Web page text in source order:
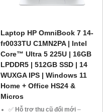
Laptop HP OmniBook 7 14-
fr0033TU C1MN2PA | Intel
Core™ Ultra 5 225U | 16GB
LPDDR5 | 512GB SSD | 14
WUXGA IPS | Windows 11
Home + Office HS24 &
Micros
✅ Hỗ trợ thu cũ đổi mới –